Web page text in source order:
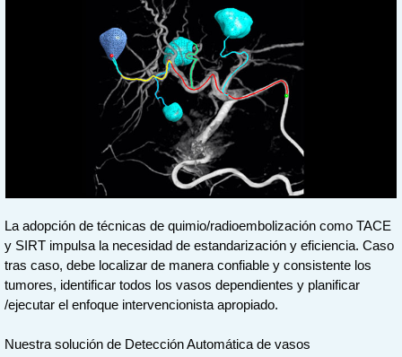
La adopción de técnicas de quimio/radioembolización como TACE
y SIRT impulsa la necesidad de estandarización y eficiencia. Caso
tras caso, debe localizar de manera confiable y consistente los
tumores, identificar todos los vasos dependientes y planificar
/ejecutar el enfoque intervencionista apropiado.
Nuestra solución de Detección Automática de vasos